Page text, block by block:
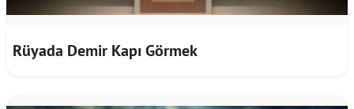
Rüyada Demir Kapı Görmek